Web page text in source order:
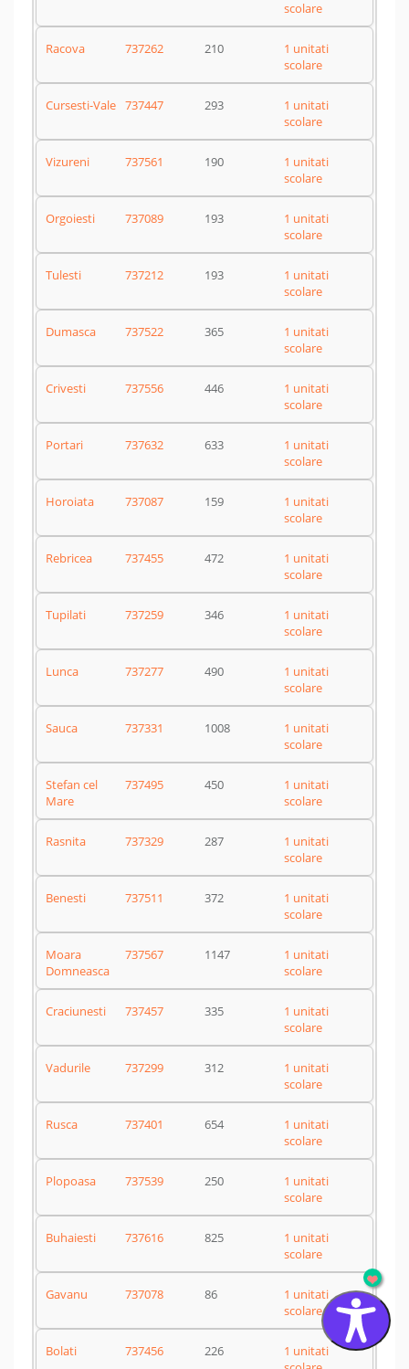
scolare
Racova 737262 210
1 unitati
scolare
Cursesti-Vale 737447 293
1 unitati
scolare
Vizureni 737561 190
1 unitati
scolare
Orgoiesti 737089 193
1 unitati
scolare
Tulesti 737212 193
1 unitati
scolare
Dumasca 737522 365
1 unitati
scolare
Crivesti 737556 446
1 unitati
scolare
Portari 737632 633
1 unitati
scolare
Horoiata 737087 159
1 unitati
scolare
Rebricea 737455 472
1 unitati
scolare
Tupilati 737259 346
1 unitati
scolare
Lunca 737277 490
1 unitati
scolare
Sauca 737331 1008
1 unitati
scolare
Stefan cel
Mare
737495 450
1 unitati
scolare
Rasnita 737329 287
1 unitati
scolare
Benesti 737511 372
1 unitati
scolare
Moara
Domneasca
737567 1147
1 unitati
scolare
Craciunesti 737457 335
1 unitati
scolare
Vadurile 737299 312
1 unitati
scolare
Rusca 737401 654
1 unitati
scolare
Plopoasa 737539 250
1 unitati
scolare
Buhaiesti 737616 825
1 unitati
scolare
Gavanu 737078 86
1 unitati
scolare
Bolati 737456 226
1 unitati